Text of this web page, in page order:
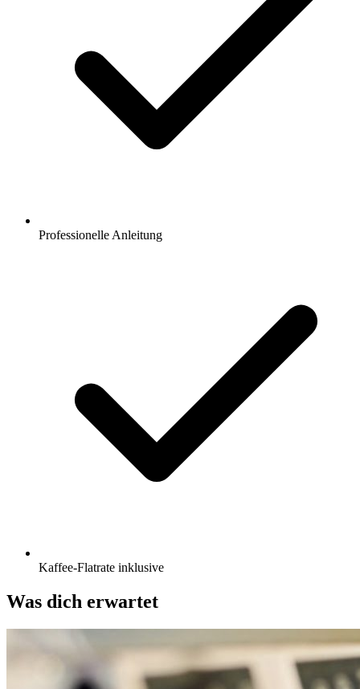
Professionelle Anleitung
Kaffee-Flatrate inklusive
Was dich erwartet